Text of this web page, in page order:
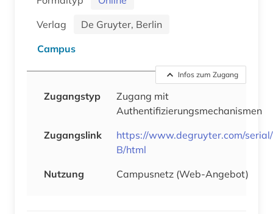
Verlag
De Gruyter, Berlin
Campus
Infos zum Zugang
Zugangstyp
Zugang mit
Authentifizierungsmechanismen
Zugangslink
https://www.degruyter.com/
B/html
Nutzung
Campusnetz (Web-Angebot)